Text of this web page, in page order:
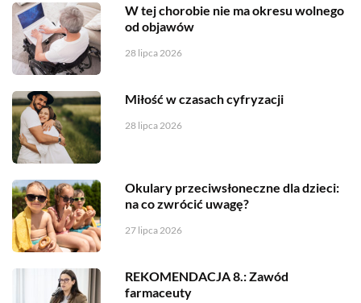
W tej chorobie nie ma okresu wolnego
od objawów
28 lipca 2026
Miłość w czasach cyfryzacji
28 lipca 2026
Okulary przeciwsłoneczne dla dzieci:
na co zwrócić uwagę?
27 lipca 2026
REKOMENDACJA 8.: Zawód
farmaceuty